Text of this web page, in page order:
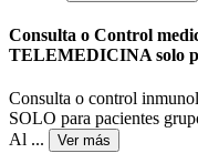
Consulta o Control
TELEMEDICINA solo
Consulta o control
SOLO para pacientes
Al ... Ver más